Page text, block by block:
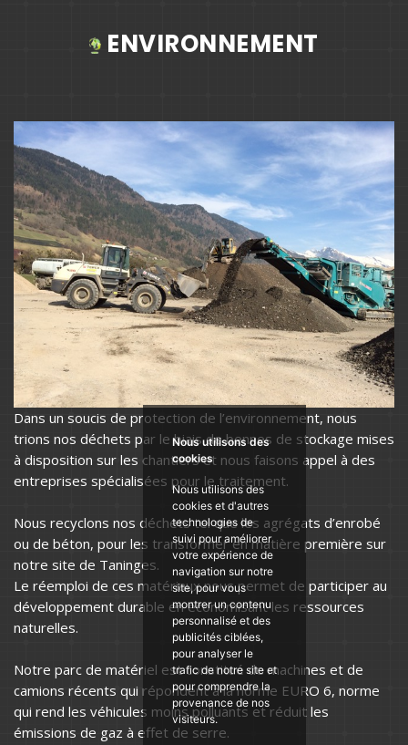
Nous utilisons des
cookies
Nous utilisons des
cookies et d'autres
technologies de
suivi pour améliorer
votre expérience de
navigation sur notre
site, pour vous
montrer un contenu
personnalisé et des
publicités ciblées,
pour analyser le
trafic de notre site et
pour comprendre la
provenance de nos
visiteurs.
ENVIRONNEMENT
Dans un soucis de protection de l’environnement, nous
trions nos déchets par le biais de bennes de stockage mises
à disposition sur les chantiers et nous faisons appel à des
entreprises spécialisées pour le traitement.
Nous recyclons nos déchets tel que les agrégats d’enrobé
ou de béton, pour les transformer en matière première sur
notre site de Taninges.
Le réemploi de ces matériaux nous permet de participer au
développement durable en économisant les ressources
naturelles.
Notre parc de matériel est constitué de machines et de
camions récents qui répondent à la norme EURO 6, norme
qui rend les véhicules moins polluants et réduit les
émissions de gaz à effet de serre.